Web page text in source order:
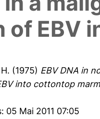
EBV
(1975) EBV DNA in
into cottontop
05 Mai 2011 07:05